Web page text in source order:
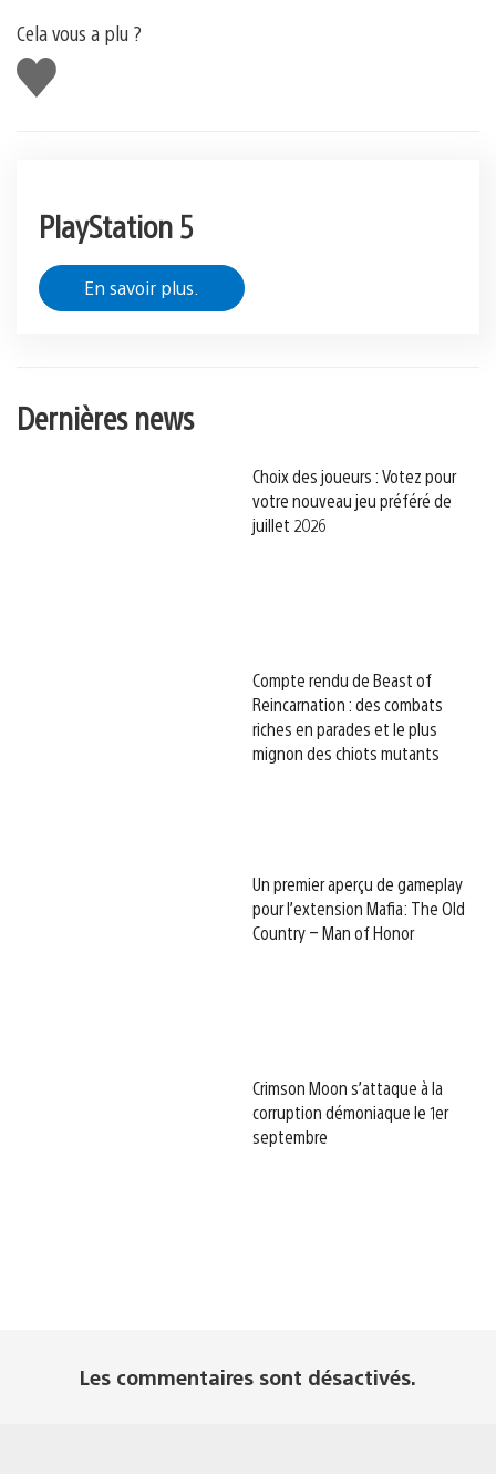
Cela vous a plu ?
J'aime
PlayStation 5
En savoir plus.
Dernières news
Choix des joueurs : Votez pour
votre nouveau jeu préféré de
juillet 2026
Compte rendu de Beast of
Reincarnation : des combats
riches en parades et le plus
mignon des chiots mutants
Un premier aperçu de gameplay
pour l’extension Mafia: The Old
Country – Man of Honor
Crimson Moon s’attaque à la
corruption démoniaque le 1er
septembre
Les commentaires sont désactivés.